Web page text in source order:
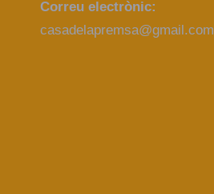
Correu electrònic:
casadelapremsa@gmail.com